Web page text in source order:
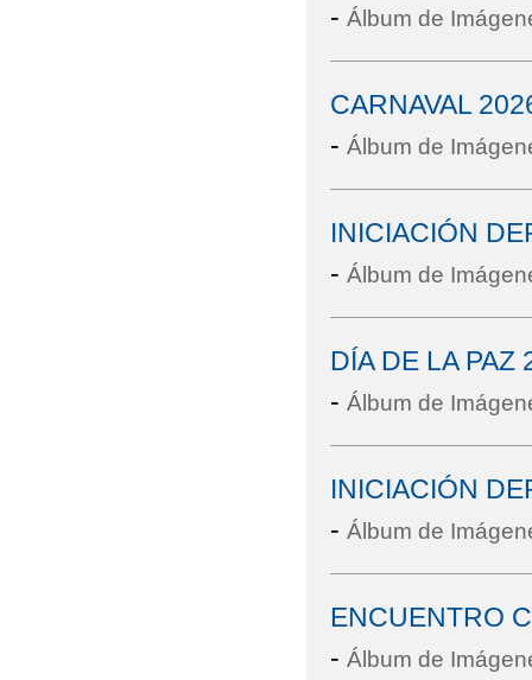
- Álbum de
CARNAVAL
- Álbum de
INICIACIÓN
- Álbum de
DÍA DE LA PAZ
- Álbum de
INICIACIÓN
- Álbum de
ENCUENTRO
- Álbum de